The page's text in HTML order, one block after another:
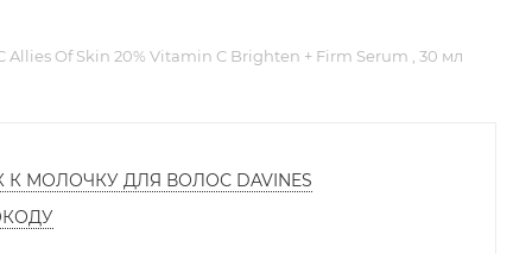
Of Skin 20% Vitamin C Brighten + Firm Serum , 30 мл
МОЛОЧКУ ДЛЯ ВОЛОС DAVINES